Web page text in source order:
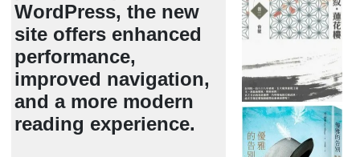
WordPress, the new
site offers enhanced
performance,
improved navigation,
and a more modern
reading experience.